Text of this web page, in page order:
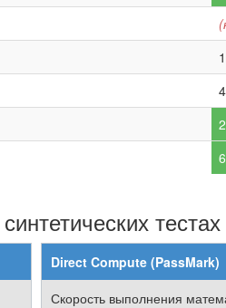
тестах
Direct Compute (PassMark)
Скорость выполнения